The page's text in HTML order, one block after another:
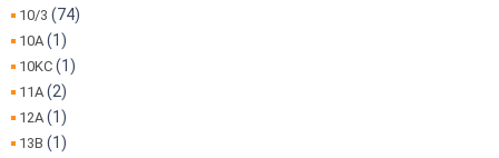
10/3 (74)
10A (1)
10KC (1)
11A (2)
12A (1)
13B (1)